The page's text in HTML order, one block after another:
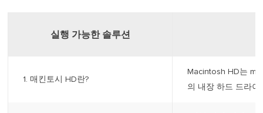
실행 가능한 솔루션
1. 매킨토시 HD란?
Macintosh HD는
의 내장 하드 드라이